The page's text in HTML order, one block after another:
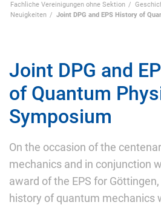
Fachliche Vereinigungen ohne Sektion
Neuigkeiten
Joint DPG and EPS History of
Joint DPG and
of Quantum
Symposium
On the occasion of the
mechanics and in conjunction
award of the EPS for
history of quantum mechanics